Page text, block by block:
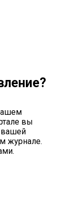
вы
вашей
журнале.